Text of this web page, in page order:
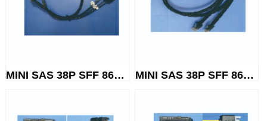
MINI SAS 38P SFF 8654 TO SATA... MINI SAS 38P SFF 8654 TO SFF ...